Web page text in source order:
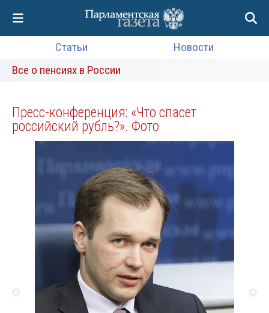
Статьи
Новости
Все о пенсиях в России
Пресс-конференция: «Что спасет
российский рубль?». Фото